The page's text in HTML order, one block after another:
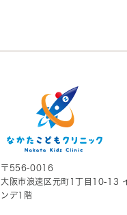
〒556-0016
大阪市浪速区元町1丁目10-13
ンデ1階